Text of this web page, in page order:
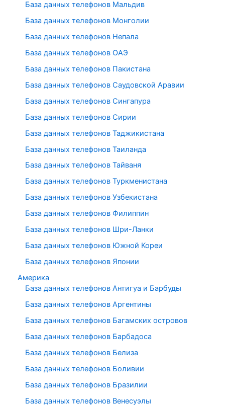
База данных телефонов Мальдив
База данных телефонов Монголии
База данных телефонов Непала
База данных телефонов ОАЭ
База данных телефонов Пакистана
База данных телефонов Саудовской Аравии
База данных телефонов Сингапура
База данных телефонов Сирии
База данных телефонов Таджикистана
База данных телефонов Таиланда
База данных телефонов Тайваня
База данных телефонов Туркменистана
База данных телефонов Узбекистана
База данных телефонов Филиппин
База данных телефонов Шри-Ланки
База данных телефонов Южной Кореи
База данных телефонов Японии
Америка
База данных телефонов Антигуа и Барбуды
База данных телефонов Аргентины
База данных телефонов Багамских островов
База данных телефонов Барбадоса
База данных телефонов Белиза
База данных телефонов Боливии
База данных телефонов Бразилии
База данных телефонов Венесуэлы